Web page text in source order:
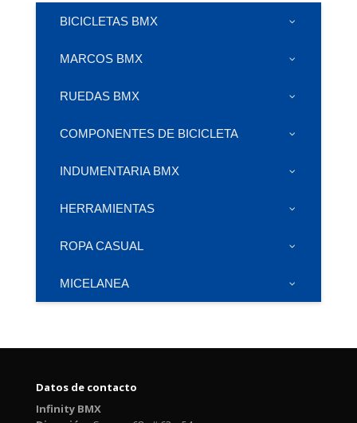
BICICLETAS BMX
MARCOS BMX
RUEDAS BMX
COMPONENTES DE BICICLETA
INDUMENTARIA BMX
HERRAMIENTAS
ROPA CASUAL
MICELANEA
Datos de contacto
Infinity BMX